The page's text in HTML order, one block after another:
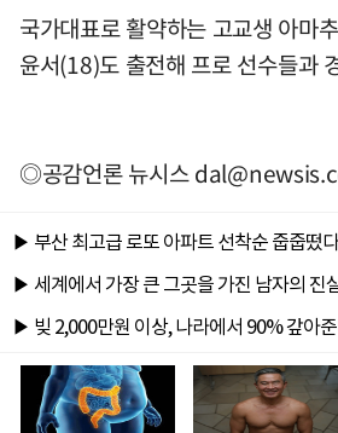
국가대표로 활약하는 고교생 아마
윤서(18)도 출전해 프로 선수들과
◎공감언론 뉴시스